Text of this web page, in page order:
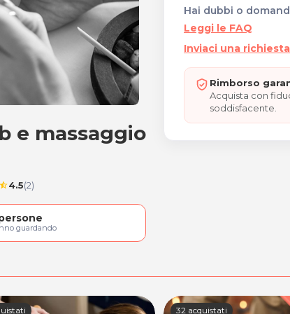
e massaggio
e massaggio
star_half4.5(2)
guardando
Hai dubbi o
Leggi le FAQ
Inviaci una
Rimborso
Acquista con
soddisfacente.
32 acquistati